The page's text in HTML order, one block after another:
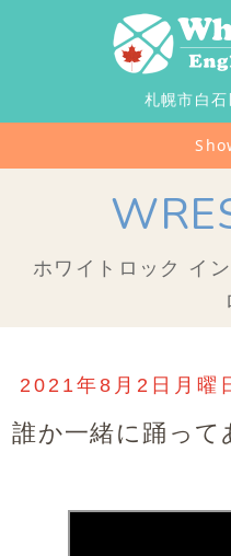
札幌市白
ホワイトロック イ
2021年8月2日月曜
誰か一緒に踊って